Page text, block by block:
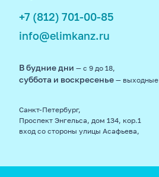
+7 (812) 701-00-85
info@elimkanz.ru
В будние дни — с 9 до 18,
суббота и воскресенье — выходные
Санкт-Петербург,
Проспект Энгельса, дом 134, кор.1
вход со стороны улицы Асафьева,